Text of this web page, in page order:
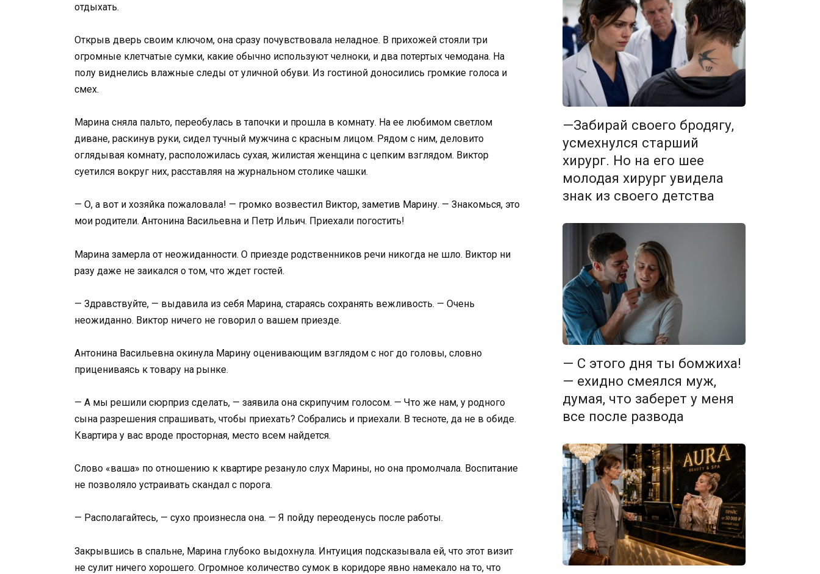
отдыхать.
Открыв дверь своим ключом, она сразу почувствовала неладное. В прихожей стояли три
огромные клетчатые сумки, какие обычно используют челноки, и два потертых чемодана. На
полу виднелись влажные следы от уличной обуви. Из гостиной доносились громкие голоса и
смех.
Марина сняла пальто, переобулась в тапочки и прошла в комнату. На ее любимом светлом
диване, раскинув руки, сидел тучный мужчина с красным лицом. Рядом с ним, деловито
оглядывая комнату, расположилась сухая, жилистая женщина с цепким взглядом. Виктор
суетился вокруг них, расставляя на журнальном столике чашки.
— О, а вот и хозяйка пожаловала! — громко возвестил Виктор, заметив Марину. — Знакомься, это
мои родители. Антонина Васильевна и Петр Ильич. Приехали погостить!
Марина замерла от неожиданности. О приезде родственников речи никогда не шло. Виктор ни
разу даже не заикался о том, что ждет гостей.
— Здравствуйте, — выдавила из себя Марина, стараясь сохранять вежливость. — Очень
неожиданно. Виктор ничего не говорил о вашем приезде.
Антонина Васильевна окинула Марину оценивающим взглядом с ног до головы, словно
прицениваясь к товару на рынке.
— А мы решили сюрприз сделать, — заявила она скрипучим голосом. — Что же нам, у родного
сына разрешения спрашивать, чтобы приехать? Собрались и приехали. В тесноте, да не в обиде.
Квартира у вас вроде просторная, место всем найдется.
Слово «ваша» по отношению к квартире резануло слух Марины, но она промолчала. Воспитание
не позволяло устраивать скандал с порога.
— Располагайтесь, — сухо произнесла она. — Я пойду переоденусь после работы.
Закрывшись в спальне, Марина глубоко выдохнула. Интуиция подсказывала ей, что этот визит
не сулит ничего хорошего. Огромное количество сумок в коридоре явно намекало на то, что
—Забирай своего бродягу,
усмехнулся старший
хирург. Но на его шее
молодая хирург увидела
знак из своего детства
— С этого дня ты бомжиха!
— ехидно смеялся муж,
думая, что заберет у меня
все после развода